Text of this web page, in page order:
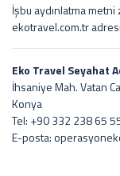
İşbu aydınlatma
ekotravel.com.tr
Eko Travel Seyahat
İhsaniye Mah. Vatan
Konya
Tel: +90 332 238 65
E-posta: